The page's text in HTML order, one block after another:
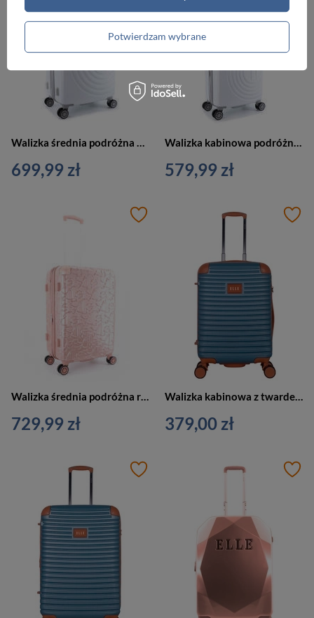
699,99 zł 579,99 zł
Walizka średnia podróżna różowa 4 kółka - ELLE Alors
729,99 zł
Walizka kabinowa z twardego materiału unisex ELLE Glam mała na 4 kółkach niebieska
379,00 zł
Potwierdzam wybrane